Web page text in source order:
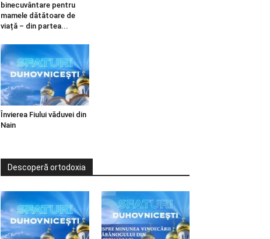
binecuvântare pentru
mamele dătătoare de
viață – din partea...
Învierea Fiului văduvei din
Nain
Descoperă ortodoxia